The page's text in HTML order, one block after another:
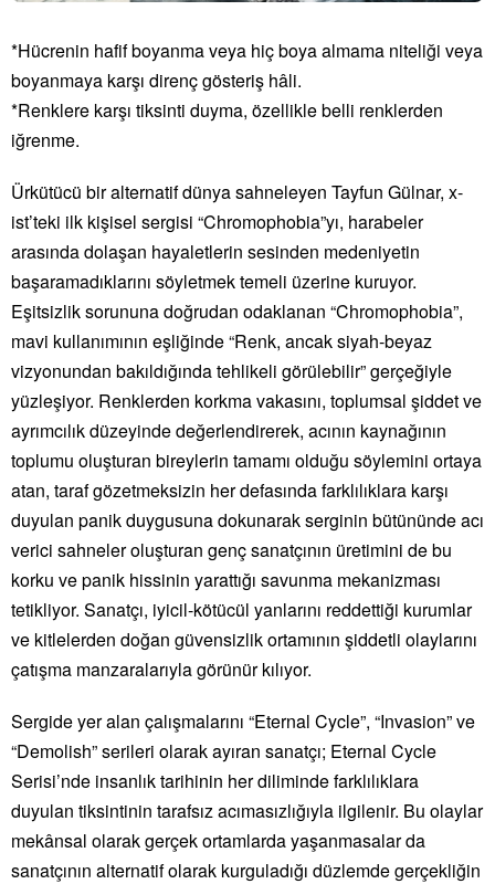
*Hücrenin hafif boyanma veya hiç boya almama niteliği veya
boyanmaya karşı direnç gösteriş hâli.
*Renklere karşı tiksinti duyma, özellikle belli renklerden
iğrenme.
Ürkütücü bir alternatif dünya sahneleyen Tayfun Gülnar, x-
ist’teki ilk kişisel sergisi “Chromophobia”yı, harabeler
arasında dolaşan hayaletlerin sesinden medeniyetin
başaramadıklarını söyletmek temeli üzerine kuruyor.
Eşitsizlik sorununa doğrudan odaklanan “Chromophobia”,
mavi kullanımının eşliğinde “Renk, ancak siyah-beyaz
vizyonundan bakıldığında tehlikeli görülebilir” gerçeğiyle
yüzleşiyor. Renklerden korkma vakasını, toplumsal şiddet ve
ayrımcılık düzeyinde değerlendirerek, acının kaynağının
toplumu oluşturan bireylerin tamamı olduğu söylemini ortaya
atan, taraf gözetmeksizin her defasında farklılıklara karşı
duyulan panik duygusuna dokunarak serginin bütününde acı
verici sahneler oluşturan genç sanatçının üretimini de bu
korku ve panik hissinin yarattığı savunma mekanizması
tetikliyor. Sanatçı, iyicil-kötücül yanlarını reddettiği kurumlar
ve kitlelerden doğan güvensizlik ortamının şiddetli olaylarını
çatışma manzaralarıyla görünür kılıyor.
Sergide yer alan çalışmalarını “Eternal Cycle”, “Invasion” ve
“Demolish” serileri olarak ayıran sanatçı; Eternal Cycle
Serisi’nde insanlık tarihinin her diliminde farklılıklara
duyulan tiksintinin tarafsız acımasızlığıyla ilgilenir. Bu olaylar
mekânsal olarak gerçek ortamlarda yaşanmasalar da
sanatçının alternatif olarak kurguladığı düzlemde gerçekliğin